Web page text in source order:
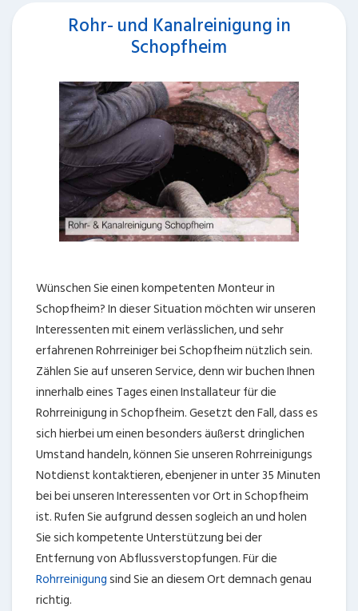
Rohr- und Kanalreinigung in
Schopfheim
Wünschen Sie einen kompetenten Monteur in
Schopfheim? In dieser Situation möchten wir unseren
Interessenten mit einem verlässlichen, und sehr
erfahrenen Rohrreiniger bei Schopfheim nützlich sein.
Zählen Sie auf unseren Service, denn wir buchen Ihnen
innerhalb eines Tages einen Installateur für die
Rohrreinigung in Schopfheim. Gesetzt den Fall, dass es
sich hierbei um einen besonders äußerst dringlichen
Umstand handeln, können Sie unseren Rohrreinigungs
Notdienst kontaktieren, ebenjener in unter 35 Minuten
bei bei unseren Interessenten vor Ort in Schopfheim
ist. Rufen Sie aufgrund dessen sogleich an und holen
Sie sich kompetente Unterstützung bei der
Entfernung von Abflussverstopfungen. Für die
Rohrreinigungsind Sie an diesem Ort demnach genau
richtig.